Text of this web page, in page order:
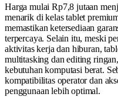
Harga mulai Rp7,8 jutaan
menarik di kelas tablet
memastikan ketersediaan
terpercaya. Selain itu, meski
aktivitas kerja dan hiburan,
multitasking dan editing
kebutuhan komputasi berat.
kompatibilitas operator dan
penggunaan lebih optimal.